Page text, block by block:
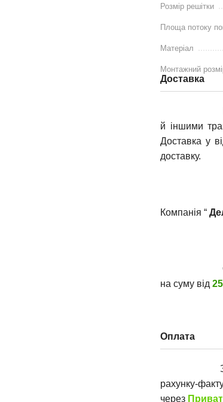
Розмір решітки
Площа потоку
Матеріал
Монтажний
Доставка
й іншими
Доставка у
доставку.
Компанія “
на суму від
Оплата
рахунку-
через